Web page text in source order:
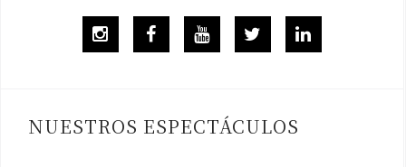
InstagramFacebookYoutube Twitter
NUESTROS ESPECTÁCULOS